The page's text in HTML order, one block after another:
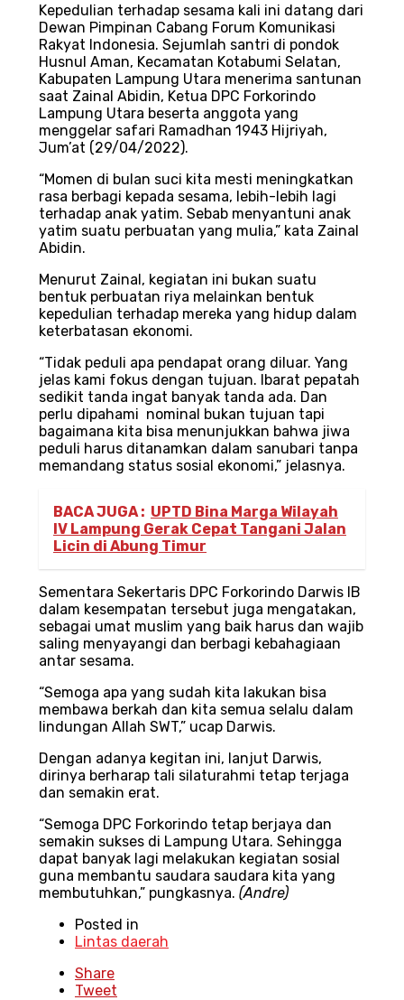
Kepedulian terhadap sesama kali ini datang dari
Dewan Pimpinan Cabang Forum Komunikasi
Rakyat Indonesia. Sejumlah santri di pondok
Husnul Aman, Kecamatan Kotabumi Selatan,
Kabupaten Lampung Utara menerima santunan
saat Zainal Abidin, Ketua DPC Forkorindo
Lampung Utara beserta anggota yang
menggelar safari Ramadhan 1943 Hijriyah,
Jum’at (29/04/2022).
“Momen di bulan suci kita mesti meningkatkan
rasa berbagi kepada sesama, lebih-lebih lagi
terhadap anak yatim. Sebab menyantuni anak
yatim suatu perbuatan yang mulia,” kata Zainal
Abidin.
Menurut Zainal, kegiatan ini bukan suatu
bentuk perbuatan riya melainkan bentuk
kepedulian terhadap mereka yang hidup dalam
keterbatasan ekonomi.
“Tidak peduli apa pendapat orang diluar. Yang
jelas kami fokus dengan tujuan. Ibarat pepatah
sedikit tanda ingat banyak tanda ada. Dan
perlu dipahami nominal bukan tujuan tapi
bagaimana kita bisa menunjukkan bahwa jiwa
peduli harus ditanamkan dalam sanubari tanpa
memandang status sosial ekonomi,” jelasnya.
BACA JUGA : UPTD Bina Marga Wilayah
IV Lampung Gerak Cepat Tangani Jalan
Licin di Abung Timur
Sementara Sekertaris DPC Forkorindo Darwis IB
dalam kesempatan tersebut juga mengatakan,
sebagai umat muslim yang baik harus dan wajib
saling menyayangi dan berbagi kebahagiaan
antar sesama.
“Semoga apa yang sudah kita lakukan bisa
membawa berkah dan kita semua selalu dalam
lindungan Allah SWT,” ucap Darwis.
Dengan adanya kegitan ini, lanjut Darwis,
dirinya berharap tali silaturahmi tetap terjaga
dan semakin erat.
“Semoga DPC Forkorindo tetap berjaya dan
semakin sukses di Lampung Utara. Sehingga
dapat banyak lagi melakukan kegiatan sosial
guna membantu saudara saudara kita yang
membutuhkan,” pungkasnya. (Andre)
Posted in
Lintas daerah
Share
Tweet